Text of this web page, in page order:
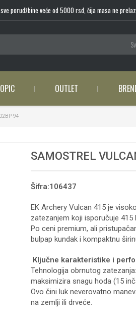
porudžbine veće od 5000 rsd, čija masa ne
OUTLET
94
SAMOSTREL
Šifra:106437
EK Archery Vulcan 415 je
zatezanjem koji isporučuje 415
Po ceni premium, ali
bulpap kundak i kompaktnu
Ključne karakteristike i
Tehnologija obrnutog
maksimizira snagu hoda (15
Ovo čini luk neverovatno
na zemlji ili drveće.